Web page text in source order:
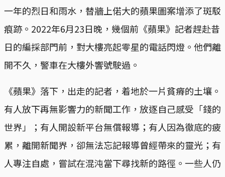
一年的烈日和雨水，替牆上偌大的蘋果圖案增添了斑駁
痕跡。2022年6月23日晚，幾個前《蘋果》記者趕赴昔
日的編採部門前，對大樓亮起零星的電話閃燈。他們離
開不久，警車在大樓外響號駛過。
《蘋果》落下，出走的記者，着地於一片貧瘠的土壤。
有人放下再無影響力的新聞工作，放逐自己感受「錢的
世界」；有人開設新平台無償報導；有人因為徹底的疲
累，離開新聞界，卻無法忘記報導曾經帶來的靈光；有
人專注自處，嘗試在混沌當下尋找新的路徑。一些人仍